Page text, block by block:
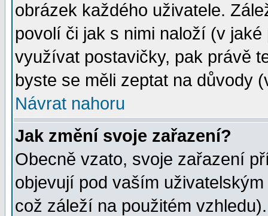
obrázek každého uživatele.
povolí či jak s nimi naloží (v
využívat postavičky, pak právě
byste se měli zeptat na důvody
Návrat nahoru
Jak změní svoje zařazení?
Obecně vzato, svoje zařazení
objevují pod vaším
což záleží na použitém